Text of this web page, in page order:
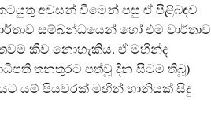
අවසන් වීමෙන් පසු ඒ පිළිබඳව
සම්බන්ධයෙන් හෝ එම වාර්තාව
කිව නොහැකිය. ඒ මහින්ද
තනතුරට පත්වූ දින සිටම තිබූ)
යම් පියවරක් මඟින් හානියක් සිදු